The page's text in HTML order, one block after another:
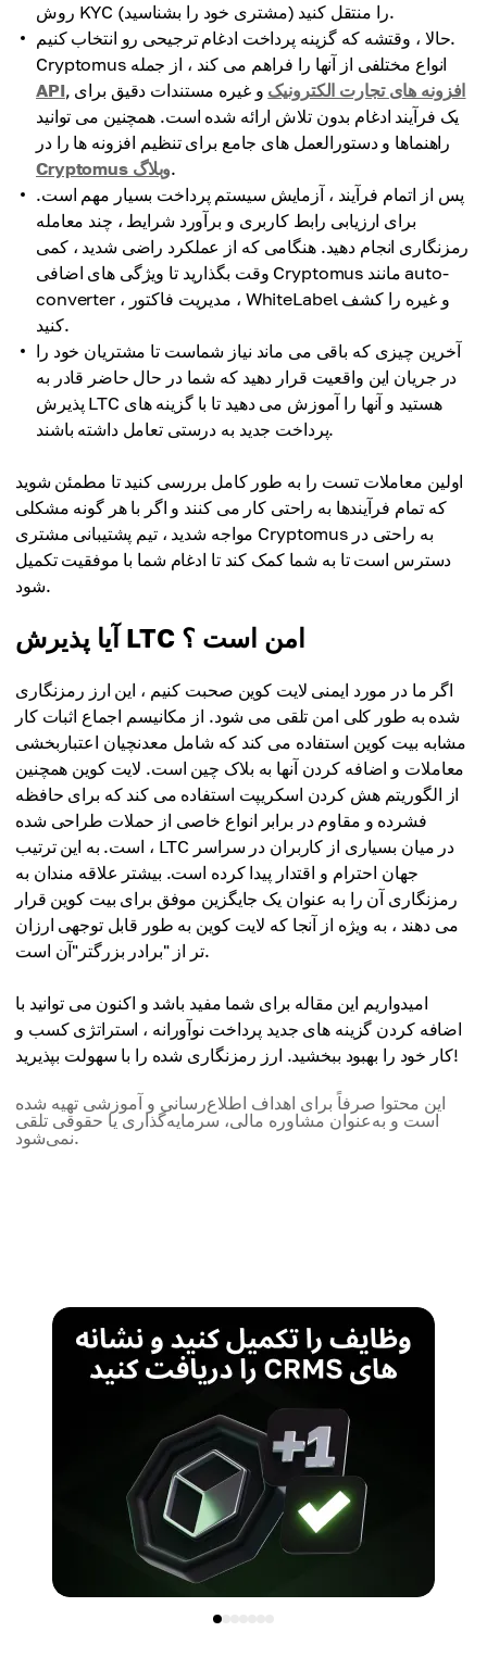
روش KYC (مشتری خود را بشناسید) را منتقل کنید.
حالا ، وقتشه که گزینه پرداخت ادغام ترجیحی رو انتخاب کنیم.
Cryptomus انواع مختلفی از آنها را فراهم می کند ، از جمله
API, افزونه های تجارت الکترونیک و غیره مستندات دقیق برای
یک فرآیند ادغام بدون تلاش ارائه شده است. همچنین می توانید
راهنماها و دستورالعمل های جامع برای تنظیم افزونه ها را در
Cryptomus وبلاگ.
پس از اتمام فرآیند ، آزمایش سیستم پرداخت بسیار مهم است.
برای ارزیابی رابط کاربری و برآورد شرایط ، چند معامله
رمزنگاری انجام دهید. هنگامی که از عملکرد راضی شدید ، کمی
وقت بگذارید تا ویژگی های اضافی Cryptomus مانند auto-
converter ، مدیریت فاکتور ، WhiteLabel و غیره را کشف
کنید.
آخرین چیزی که باقی می ماند نیاز شماست تا مشتریان خود را
در جریان این واقعیت قرار دهید که شما در حال حاضر قادر به
پذیرش LTC هستید و آنها را آموزش می دهید تا با گزینه های
پرداخت جدید به درستی تعامل داشته باشند.
اولین معاملات تست را به طور کامل بررسی کنید تا مطمئن شوید
که تمام فرآیندها به راحتی کار می کنند و اگر با هر گونه مشکلی
مواجه شدید ، تیم پشتیبانی مشتری Cryptomus به راحتی در
دسترس است تا به شما کمک کند تا ادغام شما با موفقیت تکمیل
شود.
آیا پذیرش LTC امن است ؟
اگر ما در مورد ایمنی لایت کوین صحبت کنیم ، این ارز رمزنگاری
شده به طور کلی امن تلقی می شود. از مکانیسم اجماع اثبات کار
مشابه بیت کوین استفاده می کند که شامل معدنچیان اعتباربخشی
معاملات و اضافه کردن آنها به بلاک چین است. لایت کوین همچنین
از الگوریتم هش کردن اسکریپت استفاده می کند که برای حافظه
فشرده و مقاوم در برابر انواع خاصی از حملات طراحی شده
است. به این ترتیب ، LTC در میان بسیاری از کاربران در سراسر
جهان احترام و اقتدار پیدا کرده است. بیشتر علاقه مندان به
رمزنگاری آن را به عنوان یک جایگزین موفق برای بیت کوین قرار
می دهند ، به ویژه از آنجا که لایت کوین به طور قابل توجهی ارزان
تر از "برادر بزرگتر"آن است.
امیدواریم این مقاله برای شما مفید باشد و اکنون می توانید با
اضافه کردن گزینه های جدید پرداخت نوآورانه ، استراتژی کسب و
کار خود را بهبود ببخشید. ارز رمزنگاری شده را با سهولت بپذیرید!
این محتوا صرفاً برای اهداف اطلاع‌رسانی و آموزشی تهیه شده
است و به‌عنوان مشاوره مالی، سرمایه‌گذاری یا حقوقی تلقی
نمی‌شود.